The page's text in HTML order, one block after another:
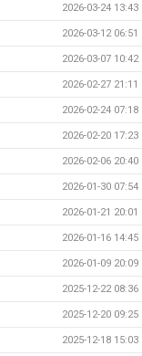
2026-03-24 13:43
2026-03-12 06:51
2026-03-07 10:42
2026-02-27 21:11
2026-02-24 07:18
2026-02-20 17:23
2026-02-06 20:40
2026-01-30 07:54
2026-01-21 20:01
2026-01-16 14:45
2026-01-09 20:09
2025-12-22 08:36
2025-12-20 09:25
2025-12-18 15:03